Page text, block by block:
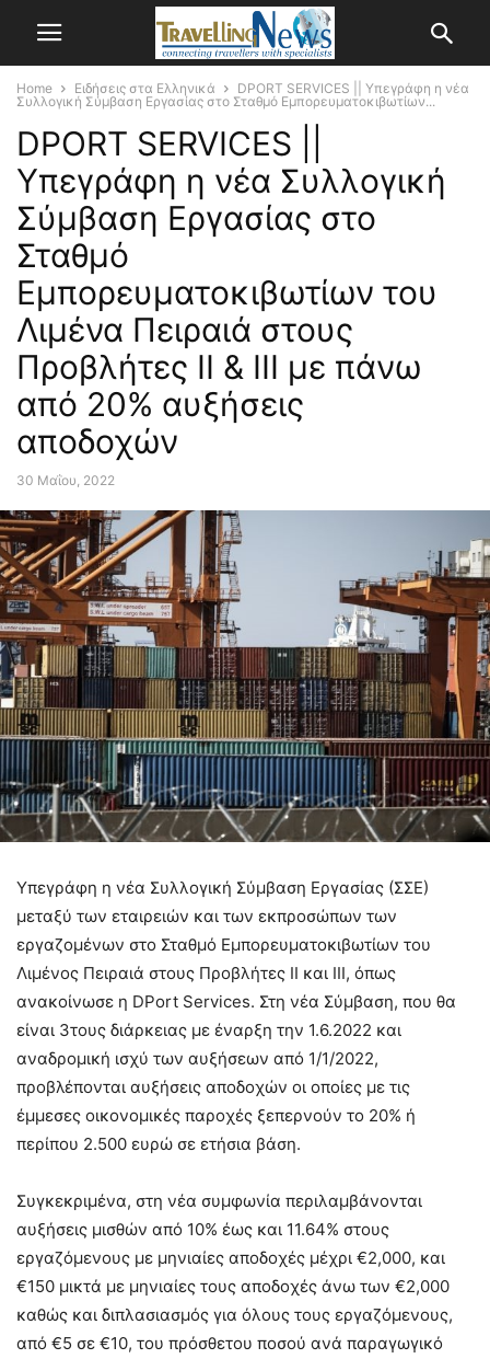
Home Ειδήσεις στα Ελληνικά
DPORT SERVICES || Υπεγράφη η νέα
Συλλογική Σύμβαση Εργασίας στο Σταθμό Εμπορευματοκιβωτίων...
DPORT SERVICES ||
Υπεγράφη η νέα Συλλογική
Σύμβαση Εργασίας στο
Σταθμό
Εμπορευματοκιβωτίων του
Λιμένα Πειραιά στους
Προβλήτες ΙΙ & ΙΙΙ με πάνω
από 20% αυξήσεις
αποδοχών
30 Μαΐου, 2022
Υπεγράφη η νέα Συλλογική Σύμβαση Εργασίας (ΣΣΕ)
μεταξύ των εταιρειών και των εκπροσώπων των
εργαζομένων στο Σταθμό Εμπορευματοκιβωτίων του
Λιμένος Πειραιά στους Προβλήτες ΙΙ και ΙΙΙ, όπως
ανακοίνωσε η DPort Services. Στη νέα Σύμβαση, που θα
είναι 3τους διάρκειας με έναρξη την 1.6.2022 και
αναδρομική ισχύ των αυξήσεων από 1/1/2022,
προβλέπονται αυξήσεις αποδοχών οι οποίες με τις
έμμεσες οικονομικές παροχές ξεπερνούν το 20% ή
περίπου 2.500 ευρώ σε ετήσια βάση.
Συγκεκριμένα, στη νέα συμφωνία περιλαμβάνονται
αυξήσεις μισθών από 10% έως και 11.64% στους
εργαζόμενους με μηνιαίες αποδοχές μέχρι €2,000, και
€150 μικτά με μηνιαίες τους αποδοχές άνω των €2,000
καθώς και διπλασιασμός για όλους τους εργαζόμενους,
από €5 σε €10, του πρόσθετου ποσού ανά παραγωγικό